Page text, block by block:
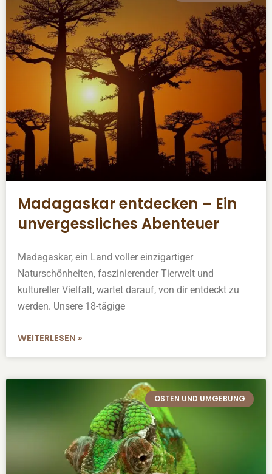
Madagaskar entdecken – Ein
unvergessliches Abenteuer
Madagaskar, ein Land voller einzigartiger
Naturschönheiten, faszinierender Tierwelt und
kultureller Vielfalt, wartet darauf, von dir entdeckt zu
werden. Unsere 18-tägige
WEITERLESEN »
OSTEN UND UMGEBUNG